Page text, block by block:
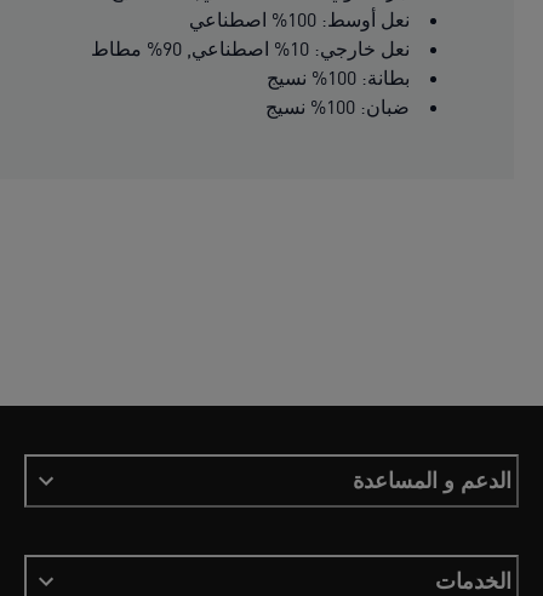
نعل أوسط: 100% اصطناعي
نعل خارجي: 10% اصطناعي, 90% مطاط
بطانة: 100% نسيج
ضبان: 100% نسيج
الدعم و المساعدة
الخدمات